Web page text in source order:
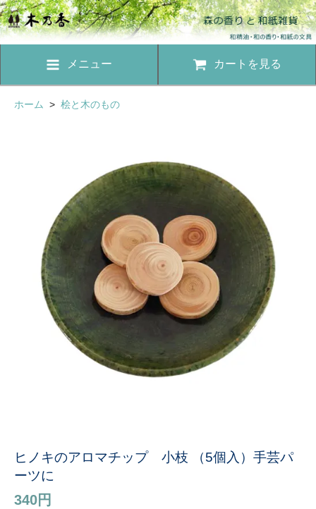
メニュー カートを見る
ホーム > 桧と木のもの
ヒノキのアロマチップ 小枝 （5個入）手芸パ
ーツに
340円